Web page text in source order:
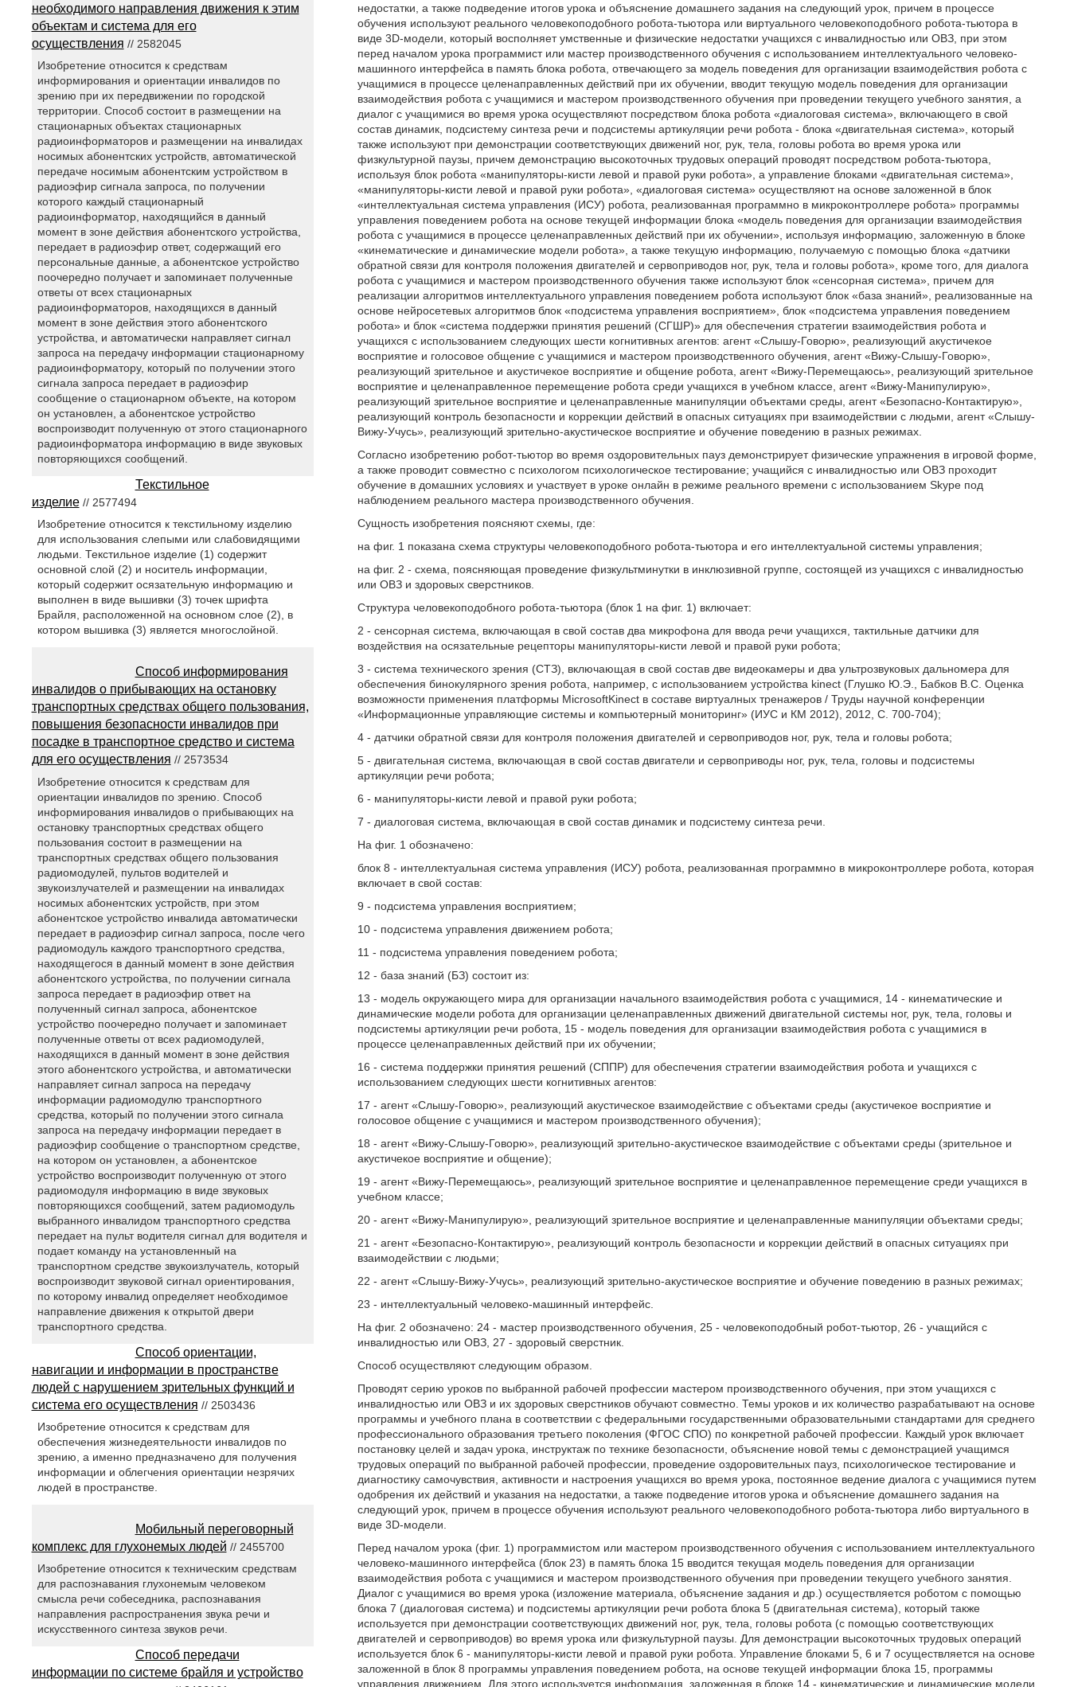
недостатки, а также подведение итогов урока и объяснение домашнего задания на следующий урок, причем в процессе
обучения используют реального человекоподобного робота-тьютора или виртуального человекоподобного робота-тьютора в
виде 3D-модели, который восполняет умственные и физические недостатки учащихся с инвалидностью или ОВЗ, при этом
перед началом урока программист или мастер производственного обучения с использованием интеллектуального человеко-
машинного интерфейса в память блока робота, отвечающего за модель поведения для организации взаимодействия робота с
учащимися в процессе целенаправленных действий при их обучении, вводит текущую модель поведения для организации
взаимодействия робота с учащимися и мастером производственного обучения при проведении текущего учебного занятия, а
диалог с учащимися во время урока осуществляют посредством блока робота «диалоговая система», включающего в свой
состав динамик, подсистему синтеза речи и подсистемы артикуляции речи робота - блока «двигательная система», который
также используют при демонстрации соответствующих движений ног, рук, тела, головы робота во время урока или
физкультурной паузы, причем демонстрацию высокоточных трудовых операций проводят посредством робота-тьютора,
используя блок робота «манипуляторы-кисти левой и правой руки робота», а управление блоками «двигательная система»,
«манипуляторы-кисти левой и правой руки робота», «диалоговая система» осуществляют на основе заложенной в блок
«интеллектуальная система управления (ИСУ) робота, реализованная программно в микроконтроллере робота» программы
управления поведением робота на основе текущей информации блока «модель поведения для организации взаимодействия
робота с учащимися в процессе целенаправленных действий при их обучении», используя информацию, заложенную в блоке
«кинематические и динамические модели робота», а также текущую информацию, получаемую с помощью блока «датчики
обратной связи для контроля положения двигателей и сервоприводов ног, рук, тела и головы робота», кроме того, для диалога
робота с учащимися и мастером производственного обучения также используют блок «сенсорная система», причем для
реализации алгоритмов интеллектуального управления поведением робота используют блок «база знаний», реализованные на
основе нейросетевых алгоритмов блок «подсистема управления восприятием», блок «подсистема управления поведением
робота» и блок «система поддержки принятия решений (СГШР)» для обеспечения стратегии взаимодействия робота и
учащихся с использованием следующих шести когнитивных агентов: агент «Слышу-Говорю», реализующий акустичекое
восприятие и голосовое общение с учащимися и мастером производственного обучения, агент «Вижу-Слышу-Говорю»,
реализующий зрительное и акустичекое восприятие и общение робота, агент «Вижу-Перемещаюсь», реализующий зрительное
восприятие и целенаправленное перемещение робота среди учащихся в учебном классе, агент «Вижу-Манипулирую»,
реализующий зрительное восприятие и целенаправленные манипуляции объектами среды, агент «Безопасно-Контактирую»,
реализующий контроль безопасности и коррекции действий в опасных ситуациях при взаимодействии с людьми, агент «Слышу-
Вижу-Учусь», реализующий зрительно-акустическое восприятие и обучение поведению в разных режимах.
Согласно изобретению робот-тьютор во время оздоровительных пауз демонстрирует физические упражнения в игровой форме,
а также проводит совместно с психологом психологическое тестирование; учащийся с инвалидностью или ОВЗ проходит
обучение в домашних условиях и участвует в уроке онлайн в режиме реального времени с использованием Skype под
наблюдением реального мастера производственного обучения.
Сущность изобретения поясняют схемы, где:
на фиг. 1 показана схема структуры человекоподобного робота-тьютора и его интеллектуальной системы управления;
на фиг. 2 - схема, поясняющая проведение физкультминутки в инклюзивной группе, состоящей из учащихся с инвалидностью
или ОВЗ и здоровых сверстников.
Структура человекоподобного робота-тьютора (блок 1 на фиг. 1) включает:
2 - сенсорная система, включающая в свой состав два микрофона для ввода речи учащихся, тактильные датчики для
воздействия на осязательные рецепторы манипуляторы-кисти левой и правой руки робота;
3 - система технического зрения (СТЗ), включающая в свой состав две видеокамеры и два ультрозвуковых дальномера для
обеспечения бинокулярного зрения робота, например, с использованием устройства kinect (Глушко Ю.Э., Бабков B.C. Оценка
возможности применения платформы MicrosoftKinect в составе виртуалных тренажеров / Труды научной конференции
«Информационные управляющие системы и компьютерный мониторинг» (ИУС и КМ 2012), 2012, С. 700-704);
4 - датчики обратной связи для контроля положения двигателей и сервоприводов ног, рук, тела и головы робота;
5 - двигательная система, включающая в свой состав двигатели и сервоприводы ног, рук, тела, головы и подсистемы
артикуляции речи робота;
6 - манипуляторы-кисти левой и правой руки робота;
7 - диалоговая система, включающая в свой состав динамик и подсистему синтеза речи.
На фиг. 1 обозначено:
блок 8 - интеллектуальная система управления (ИСУ) робота, реализованная программно в микроконтроллере робота, которая
включает в свой состав:
9 - подсистема управления восприятием;
10 - подсистема управления движением робота;
11 - подсистема управления поведением робота;
12 - база знаний (БЗ) состоит из:
13 - модель окружающего мира для организации начального взаимодействия робота с учащимися, 14 - кинематические и
динамические модели робота для организации целенаправленных движений двигательной системы ног, рук, тела, головы и
подсистемы артикуляции речи робота, 15 - модель поведения для организации взаимодействия робота с учащимися в
процессе целенаправленных действий при их обучении;
16 - система поддержки принятия решений (СППР) для обеспечения стратегии взаимодействия робота и учащихся с
использованием следующих шести когнитивных агентов:
17 - агент «Слышу-Говорю», реализующий акустическое взаимодействие с объектами среды (акустичекое восприятие и
голосовое общение с учащимися и мастером производственного обучения);
18 - агент «Вижу-Слышу-Говорю», реализующий зрительно-акустическое взаимодействие с объектами среды (зрительное и
акустичекое восприятие и общение);
19 - агент «Вижу-Перемещаюсь», реализующий зрительное восприятие и целенаправленное перемещение среди учащихся в
учебном классе;
20 - агент «Вижу-Манипулирую», реализующий зрительное восприятие и целенаправленные манипуляции объектами среды;
21 - агент «Безопасно-Контактирую», реализующий контроль безопасности и коррекции действий в опасных ситуациях при
взаимодействии с людьми;
22 - агент «Слышу-Вижу-Учусь», реализующий зрительно-акустическое восприятие и обучение поведению в разных режимах;
23 - интеллектуальный человеко-машинный интерфейс.
На фиг. 2 обозначено: 24 - мастер производственного обучения, 25 - человекоподобный робот-тьютор, 26 - учащийся с
инвалидностью или ОВЗ, 27 - здоровый сверстник.
Способ осуществляют следующим образом.
Проводят серию уроков по выбранной рабочей профессии мастером производственного обучения, при этом учащихся с
инвалидностью или ОВЗ и их здоровых сверстников обучают совместно. Темы уроков и их количество разрабатывают на основе
программы и учебного плана в соответствии с федеральными государственными образовательными стандартами для среднего
профессионального образования третьего поколения (ФГОС СПО) по конкретной рабочей профессии. Каждый урок включает
постановку целей и задач урока, инструктаж по технике безопасности, объяснение новой темы с демонстрацией учащимся
трудовых операций по выбранной рабочей профессии, проведение оздоровительных пауз, психологическое тестирование и
диагностику самочувствия, активности и настроения учащихся во время урока, постоянное ведение диалога с учащимися путем
одобрения их действий и указания на недостатки, а также подведение итогов урока и объяснение домашнего задания на
следующий урок, причем в процессе обучения используют реального человекоподобного робота-тьютора либо виртуального в
виде 3D-модели.
Перед началом урока (фиг. 1) программистом или мастером производственного обучения с использованием интеллектуального
человеко-машинного интерфейса (блок 23) в память блока 15 вводится текущая модель поведения для организации
взаимодействия робота с учащимися и мастером производственного обучения при проведении текущего учебного занятия.
Диалог с учащимися во время урока (изложение материала, объяснение задания и др.) осуществляется роботом с помощью
блока 7 (диалоговая система) и подсистемы артикуляции речи робота блока 5 (двигательная система), который также
используется при демонстрации соответствующих движений ног, рук, тела, головы робота (с помощью соответствующих
двигателей и сервоприводов) во время урока или физкультурной паузы. Для демонстрации высокоточных трудовых операций
используется блок 6 - манипуляторы-кисти левой и правой руки робота. Управление блоками 5, 6 и 7 осуществляется на основе
заложенной в блок 8 программы управления поведением робота, на основе текущей информации блока 15, программы
управления движением. Для этого используется информация, заложенная в блоке 14 - кинематические и динамические модели
необходимого направления движения к этим
объектам и система для его
осуществления // 2582045
Изобретение относится к средствам
информирования и ориентации инвалидов по
зрению при их передвижении по городской
территории. Способ состоит в размещении на
стационарных объектах стационарных
радиоинформаторов и размещении на инвалидах
носимых абонентских устройств, автоматической
передаче носимым абонентским устройством в
радиоэфир сигнала запроса, по получении
которого каждый стационарный
радиоинформатор, находящийся в данный
момент в зоне действия абонентского устройства,
передает в радиоэфир ответ, содержащий его
персональные данные, а абонентское устройство
поочередно получает и запоминает полученные
ответы от всех стационарных
радиоинформаторов, находящихся в данный
момент в зоне действия этого абонентского
устройства, и автоматически направляет сигнал
запроса на передачу информации стационарному
радиоинформатору, который по получении этого
сигнала запроса передает в радиоэфир
сообщение о стационарном объекте, на котором
он установлен, а абонентское устройство
воспроизводит полученную от этого стационарного
радиоинформатора информацию в виде звуковых
повторяющихся сообщений.
Текстильное
изделие// 2577494
Изобретение относится к текстильному изделию
для использования слепыми или слабовидящими
людьми. Текстильное изделие (1) содержит
основной слой (2) и носитель информации,
который содержит осязательную информацию и
выполнен в виде вышивки (3) точек шрифта
Брайля, расположенной на основном слое (2), в
котором вышивка (3) является многослойной.
Способ информирования
инвалидов о прибывающих на остановку
транспортных средствах общего пользования,
повышения безопасности инвалидов при
посадке в транспортное средство и система
для его осуществления // 2573534
Изобретение относится к средствам для
ориентации инвалидов по зрению. Способ
информирования инвалидов о прибывающих на
остановку транспортных средствах общего
пользования состоит в размещении на
транспортных средствах общего пользования
радиомодулей, пультов водителей и
звукоизлучателей и размещении на инвалидах
носимых абонентских устройств, при этом
абонентское устройство инвалида автоматически
передает в радиоэфир сигнал запроса, после чего
радиомодуль каждого транспортного средства,
находящегося в данный момент в зоне действия
абонентского устройства, по получении сигнала
запроса передает в радиоэфир ответ на
полученный сигнал запроса, абонентское
устройство поочередно получает и запоминает
полученные ответы от всех радиомодулей,
находящихся в данный момент в зоне действия
этого абонентского устройства, и автоматически
направляет сигнал запроса на передачу
информации радиомодулю транспортного
средства, который по получении этого сигнала
запроса на передачу информации передает в
радиоэфир сообщение о транспортном средстве,
на котором он установлен, а абонентское
устройство воспроизводит полученную от этого
радиомодуля информацию в виде звуковых
повторяющихся сообщений, затем радиомодуль
выбранного инвалидом транспортного средства
передает на пульт водителя сигнал для водителя и
подает команду на установленный на
транспортном средстве звукоизлучатель, который
воспроизводит звуковой сигнал ориентирования,
по которому инвалид определяет необходимое
направление движения к открытой двери
транспортного средства.
Способ ориентации,
навигации и информации в пространстве
людей с нарушением зрительных функций и
система его осуществления // 2503436
Изобретение относится к средствам для
обеспечения жизнедеятельности инвалидов по
зрению, а именно предназначено для получения
информации и облегчения ориентации незрячих
людей в пространстве.
Мобильный переговорный
комплекс для глухонемых людей // 2455700
Изобретение относится к техническим средствам
для распознавания глухонемым человеком
смысла речи собеседника, распознавания
направления распространения звука речи и
искусственного синтеза звуков речи.
Способ передачи
информации по системе брайля и устройство